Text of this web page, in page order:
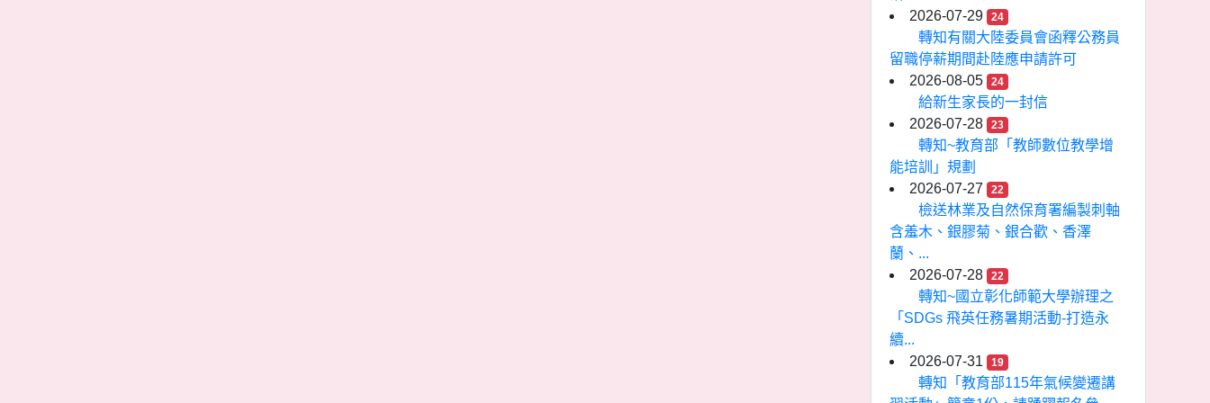
2026-07-29
24
轉知有關大陸委員會函釋公務員
留職停薪期間赴陸應申請許可
2026-08-05
24
給新生家長的一封信
2026-07-28
23
轉知~教育部「教師數位教學增
能培訓」規劃
2026-07-27
22
檢送林業及自然保育署編製刺軸
含羞木、銀膠菊、銀合歡、香澤
蘭、...
2026-07-28
22
轉知~國立彰化師範大學辦理之
「SDGs 飛英任務暑期活動-打造永
續...
2026-07-31
19
轉知「教育部115年氣候變遷講